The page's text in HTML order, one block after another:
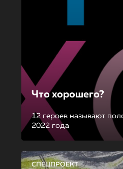
Что хорошего?
12 героев называют
2022 года
СПЕЦПРОЕКТ